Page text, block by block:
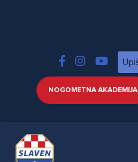
NOGOMETNA AKADEMIJA